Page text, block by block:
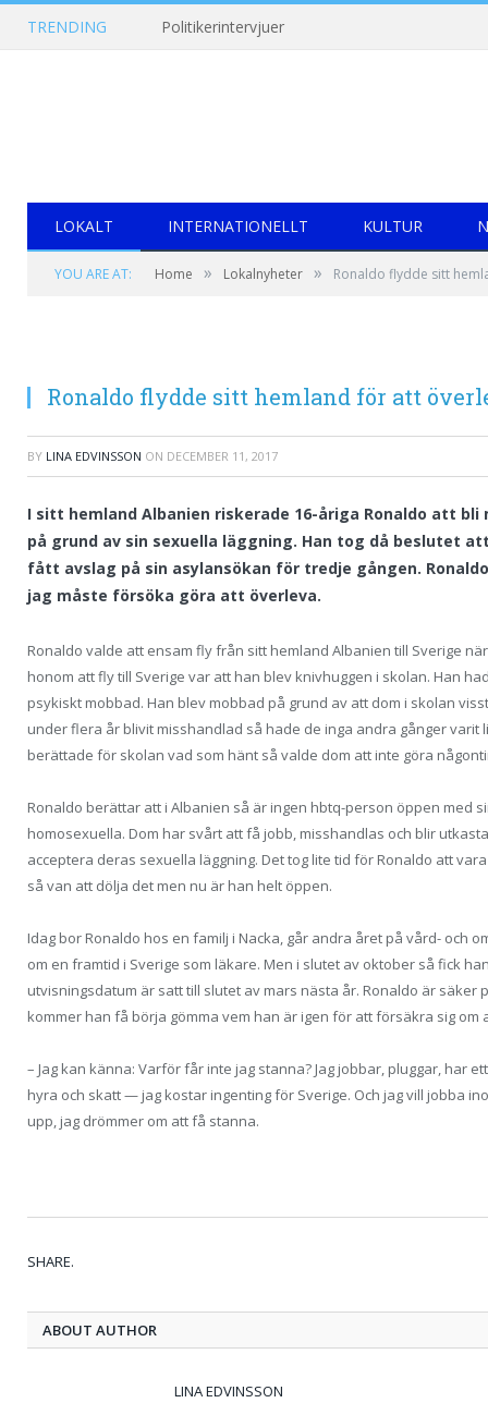
TRENDING Politikerintervjuer
LOKALT INTERNATIONELLT KULTUR
YOU ARE AT: Home » Lokalnyheter » Ronaldo flydde sitt
Ronaldo flydde sitt hemland för att
BY LINA EDVINSSON ON DECEMBER 11, 2017
I sitt hemland Albanien riskerade 16-åriga Ronaldo att
på grund av sin sexuella läggning. Han tog då beslutet
fått avslag på sin asylansökan för tredje gången.
jag måste försöka göra att överleva.
Ronaldo valde att ensam fly från sitt hemland Albanien till Sverige
honom att fly till Sverige var att han blev knivhuggen i skolan. Han
psykiskt mobbad. Han blev mobbad på grund av att dom i skolan
under flera år blivit misshandlad så hade de inga andra gånger varit
berättade för skolan vad som hänt så valde dom att inte göra
Ronaldo berättar att i Albanien så är ingen hbtq-person öppen med
homosexuella. Dom har svårt att få jobb, misshandlas och blir
acceptera deras sexuella läggning. Det tog lite tid för Ronaldo att
så van att dölja det men nu är han helt öppen.
Idag bor Ronaldo hos en familj i Nacka, går andra året på vård- och
om en framtid i Sverige som läkare. Men i slutet av oktober så fick
utvisningsdatum är satt till slutet av mars nästa år. Ronaldo är säker
kommer han få börja gömma vem han är igen för att försäkra sig om
– Jag kan känna: Varför får inte jag stanna? Jag jobbar, pluggar, har
hyra och skatt — jag kostar ingenting för Sverige. Och jag vill jobba
upp, jag drömmer om att få stanna.
SHARE.
ABOUT AUTHOR
LINA EDVINSSON